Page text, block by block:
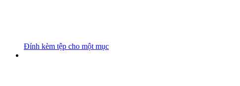
Đính kèm tệp cho một mục